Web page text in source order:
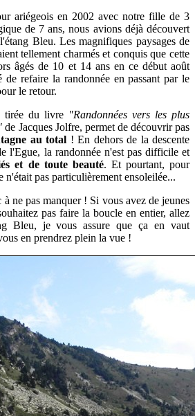
ariégeois en 2002 avec notre fille de 3
de 7 ans, nous avions déjà découvert
Bleu. Les magnifiques paysages de
tellement charmés et conquis que cette
âgés de 10 et 14 ans en ce début août
de refaire la randonnée en passant par le
le retour.
tirée du livre "Randonnées vers les plus
de Jacques Jolfre, permet de découvrir pas
au total !En dehors de la descente
l'Egue, la randonnée n'est pas difficile et
et de toute beauté. Et pourtant, pour
n'était pas particulièrement ensoleilée...
ne pas manquer ! Si vous avez de jeunes
pas faire la boucle en entier, allez
Bleu, je vous assure que ça en vaut
en prendrez plein la vue !